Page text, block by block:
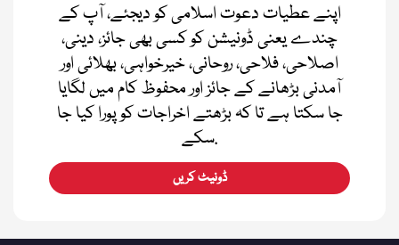
اپنے عطیات دعوت اسلامی کو دیجئے، آپ کے
چندے یعنی ڈونیشن کو کسی بھی جائز، دینی،
اصلاحی، فلاحی، روحانی، خیرخواہی، بھلائی اور
آمدنی بڑھانے کے جائز اور محفوظ کام میں لگایا
جا سکتا ہے تا کہ بڑھتے اخراجات کو پورا کیا جا
سکے.
ڈونیٹ کریں